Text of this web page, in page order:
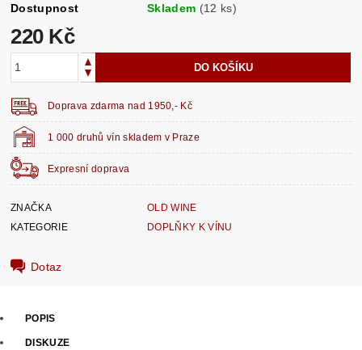
Dostupnost Skladem (12 ks)
220 Kč
1 000 druhů vín skladem v Praze
Expresní doprava
Doprava zdarma nad 1950,- Kč
ZNAČKA
OLD WINE
KATEGORIE
DOPLŇKY K VÍNU
Dotaz
POPIS
DISKUZE